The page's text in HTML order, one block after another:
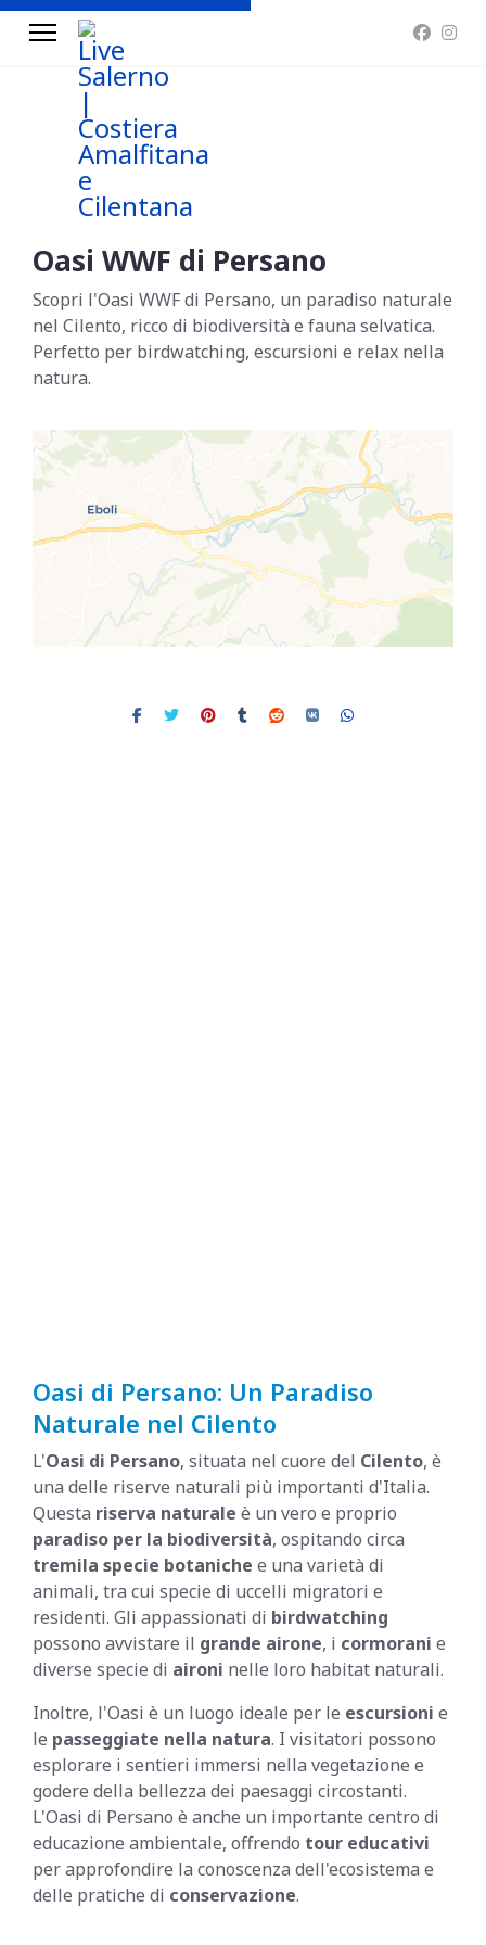
Oasi WWF di Persano
Scopri l'Oasi WWF di Persano, un paradiso naturale
nel Cilento, ricco di biodiversità e fauna selvatica.
Perfetto per birdwatching, escursioni e relax nella
natura.
Oasi di Persano: Un Paradiso
Naturale nel Cilento
L'Oasi di Persano, situata nel cuore del Cilento, è
una delle riserve naturali più importanti d'Italia.
Questa riserva naturale è un vero e proprio
paradiso per la biodiversità, ospitando circa
tremila specie botaniche e una varietà di
animali, tra cui specie di uccelli migratori e
residenti. Gli appassionati di birdwatching
possono avvistare il grande airone, i cormorani e
diverse specie di aironi nelle loro habitat naturali.
Inoltre, l'Oasi è un luogo ideale per le escursioni e
le passeggiate nella natura. I visitatori possono
esplorare i sentieri immersi nella vegetazione e
godere della bellezza dei paesaggi circostanti.
L'Oasi di Persano è anche un importante centro di
educazione ambientale, offrendo tour educativi
per approfondire la conoscenza dell'ecosistema e
delle pratiche di conservazione.